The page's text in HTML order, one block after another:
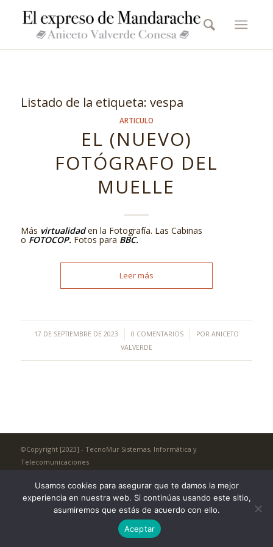
Listado de la etiqueta: vespa
ARTICULO
EL (NUEVO)
FOTÓGRAFO DEL
MUELLE
Más virtualidaden la Fotografía. Las Cabinas
o FOTOCOP. Fotos para BBC.
Leer más
17 DE SEPTIEMBRE DE 2023
/ 0 COMENTARIOS
/ POR ANICETO
VALVERDE
©Copyright [2023] - TecnoMur Sistemas, Informática y
Telecomunicaciones
Usamos cookies para asegurar que te damos la mejor
experiencia en nuestra web. Si continúas usando este sitio,
asumiremos que estás de acuerdo con ello.
Aceptar